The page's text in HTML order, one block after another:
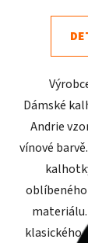
Dámské
Andrie
vínové
klasického